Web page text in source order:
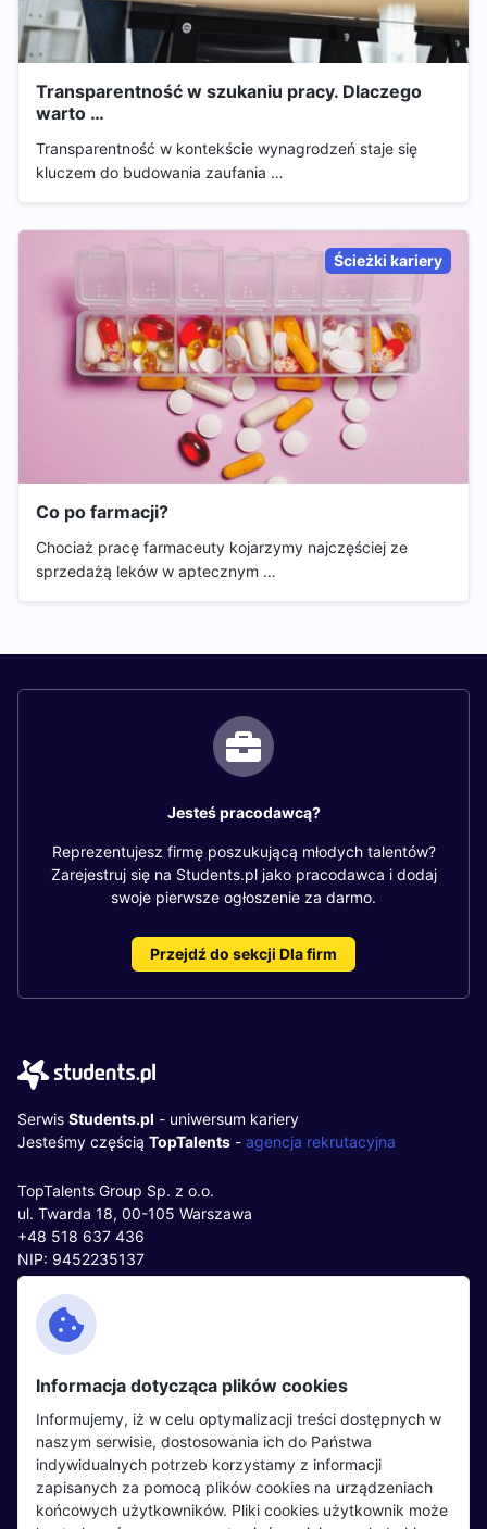
Transparentność w szukaniu pracy. Dlaczego
warto …
Transparentność w kontekście wynagrodzeń staje się
kluczem do budowania zaufania …
Ścieżki kariery
Co po farmacji?
Chociaż pracę farmaceuty kojarzymy najczęściej ze
sprzedażą leków w aptecznym …
Jesteś pracodawcą?
Reprezentujesz firmę poszukującą młodych talentów?
Zarejestruj się na Students.pl jako pracodawca i dodaj
swoje pierwsze ogłoszenie za darmo.
Przejdź do sekcji Dla firm
Serwis Students.pl - uniwersum kariery
Jesteśmy częścią TopTalents - agencja rekrutacyjna
TopTalents Group Sp. z o.o.
ul. Twarda 18, 00-105 Warszawa
+48 518 637 436
NIP: 9452235137
Kontakt
Facebook
Twitter
LinkedIn
Partnerzy
Wydarzenia
Kandydaci Pracodawcy
Informacja dotycząca plików cookies
Informujemy, iż w celu optymalizacji treści dostępnych w
naszym serwisie, dostosowania ich do Państwa
indywidualnych potrzeb korzystamy z informacji
zapisanych za pomocą plików cookies na urządzeniach
końcowych użytkowników. Pliki cookies użytkownik może